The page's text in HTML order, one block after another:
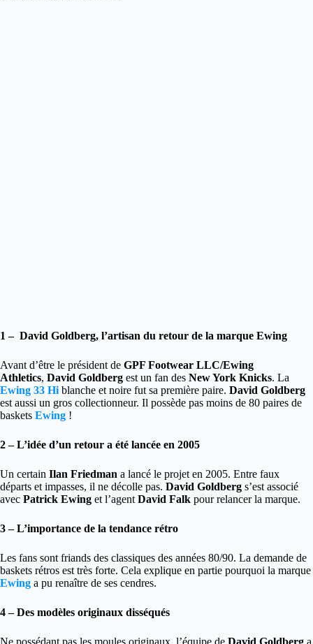
1 – David Goldberg, l’artisan du retour de la marque Ewing
Avant d’être le président de GPF Footwear LLC/Ewing
Athletics, David Goldberg est un fan des New York Knicks. La
Ewing 33 Hi blanche et noire fut sa première paire. David Goldberg
est aussi un gros collectionneur. Il possède pas moins de 80 paires de
baskets Ewing !
2 – L’idée d’un retour a été lancée en 2005
Un certain Ilan Friedman a lancé le projet en 2005. Entre faux
départs et impasses, il ne décolle pas. David Goldberg s’est associé
avec Patrick Ewing et l’agent David Falk pour relancer la marque.
3 – L’importance de la tendance rétro
Les fans sont friands des classiques des années 80/90. La demande de
baskets rétros est très forte. Cela explique en partie pourquoi la marque
Ewing a pu renaître de ses cendres.
4 – Des modèles originaux disséqués
Ne possédant pas les moules originaux, l’équipe de David Goldberg a